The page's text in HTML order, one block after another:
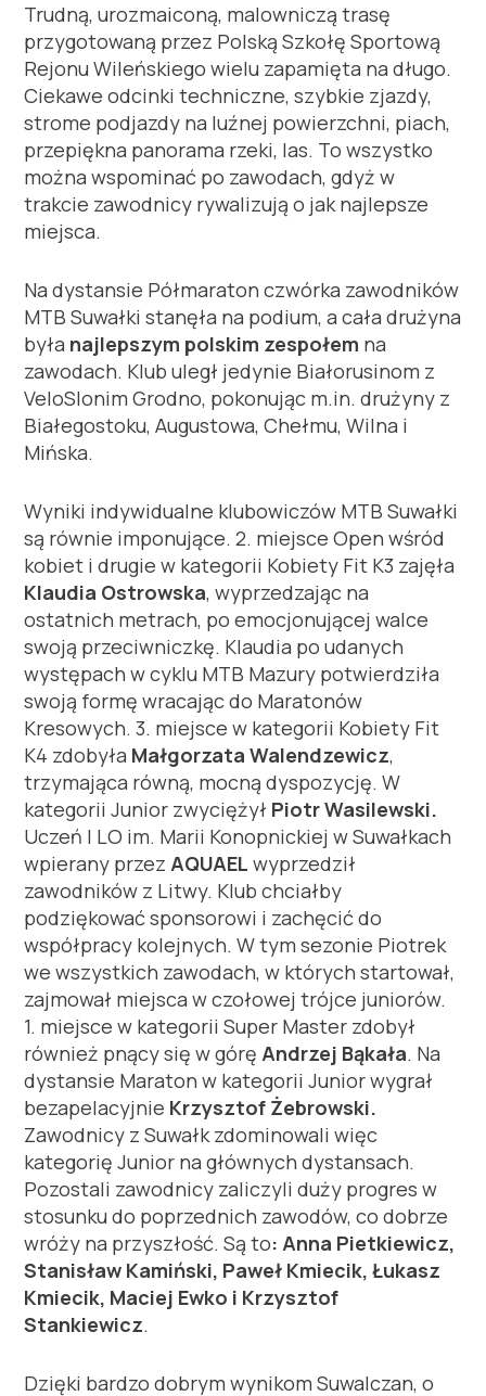
Trudną, urozmaiconą, malowniczą trasę
przygotowaną przez Polską Szkołę Sportową
Rejonu Wileńskiego wielu zapamięta na długo.
Ciekawe odcinki techniczne, szybkie zjazdy,
strome podjazdy na luźnej powierzchni, piach,
przepiękna panorama rzeki, las. To wszystko
można wspominać po zawodach, gdyż w
trakcie zawodnicy rywalizują o jak najlepsze
miejsca.
Na dystansie Półmaraton czwórka zawodników
MTB Suwałki stanęła na podium, a cała drużyna
była najlepszym polskim zespołem na
zawodach. Klub uległ jedynie Białorusinom z
VeloSlonim Grodno, pokonując m.in. drużyny z
Białegostoku, Augustowa, Chełmu, Wilna i
Mińska.
Wyniki indywidualne klubowiczów MTB Suwałki
są równie imponujące. 2. miejsce Open wśród
kobiet i drugie w kategorii Kobiety Fit K3 zajęła
Klaudia Ostrowska, wyprzedzając na
ostatnich metrach, po emocjonującej walce
swoją przeciwniczkę. Klaudia po udanych
występach w cyklu MTB Mazury potwierdziła
swoją formę wracając do Maratonów
Kresowych. 3. miejsce w kategorii Kobiety Fit
K4 zdobyła Małgorzata Walendzewicz,
trzymająca równą, mocną dyspozycję. W
kategorii Junior zwyciężył Piotr Wasilewski.
Uczeń I LO im. Marii Konopnickiej w Suwałkach
wpierany przezAQUAEL wyprzedził
zawodników z Litwy. Klub chciałby
podziękować sponsorowi i zachęcić do
współpracy kolejnych. W tym sezonie Piotrek
we wszystkich zawodach, w których startował,
zajmował miejsca w czołowej trójce juniorów.
1. miejsce w kategorii Super Master zdobył
również pnący się w góręAndrzej Bąkała. Na
dystansie Maraton w kategorii Junior wygrał
bezapelacyjnie Krzysztof Żebrowski.
Zawodnicy z Suwałk zdominowali więc
kategorię Junior na głównych dystansach.
Pozostali zawodnicy zaliczyli duży progres w
stosunku do poprzednich zawodów, co dobrze
wróży na przyszłość. Są to: Anna Pietkiewicz,
Stanisław Kamiński, Paweł Kmiecik, Łukasz
Kmiecik, Maciej Ewko i Krzysztof
Stankiewicz.
Dzięki bardzo dobrym wynikom Suwalczan, o